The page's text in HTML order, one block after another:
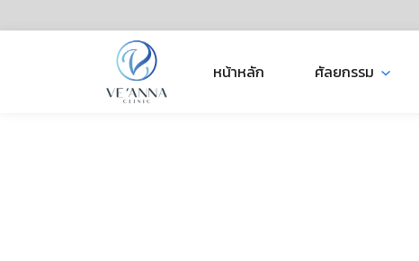
หน้าหลัก ศัลยกรรม